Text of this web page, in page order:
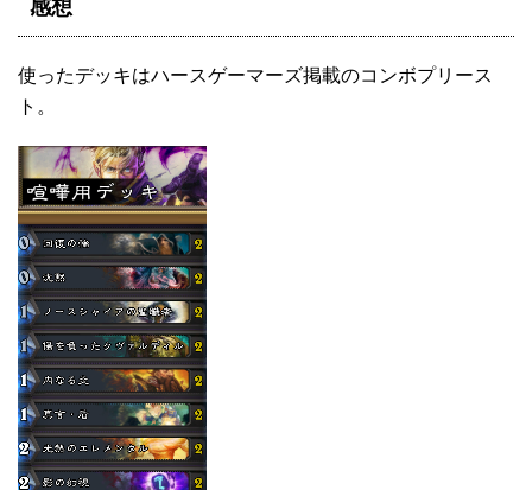
感想
使ったデッキはハースゲーマーズ掲載のコンボプリース
ト。